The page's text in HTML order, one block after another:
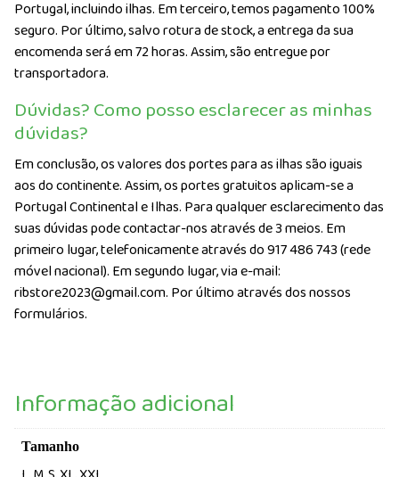
Portugal, incluindo ilhas. Em terceiro, temos pagamento 100%
seguro. Por último, salvo rotura de stock, a entrega da sua
encomenda será em 72 horas. Assim, são entregue por
transportadora.
Dúvidas? Como posso esclarecer as minhas
dúvidas?
Em conclusão, os valores dos portes para as ilhas são iguais
aos do continente. Assim, os portes gratuitos aplicam-se a
Portugal Continental e Ilhas. Para qualquer esclarecimento das
suas dúvidas pode contactar-nos através de 3 meios. Em
primeiro lugar, telefonicamente através do 917 486 743 (rede
móvel nacional). Em segundo lugar, via e-mail:
ribstore2023@gmail.com. Por último através dos nossos
formulários.
Informação adicional
Tamanho